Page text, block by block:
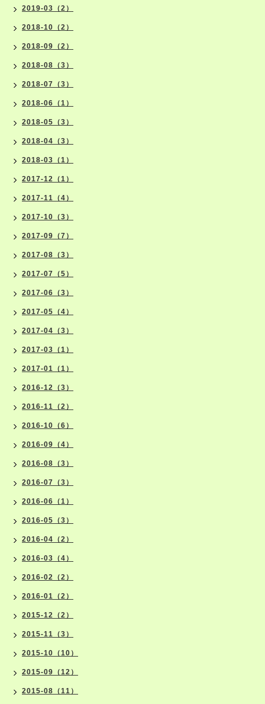
2019-03（2）
2018-10（2）
2018-09（2）
2018-08（3）
2018-07（3）
2018-06（1）
2018-05（3）
2018-04（3）
2018-03（1）
2017-12（1）
2017-11（4）
2017-10（3）
2017-09（7）
2017-08（3）
2017-07（5）
2017-06（3）
2017-05（4）
2017-04（3）
2017-03（1）
2017-01（1）
2016-12（3）
2016-11（2）
2016-10（6）
2016-09（4）
2016-08（3）
2016-07（3）
2016-06（1）
2016-05（3）
2016-04（2）
2016-03（4）
2016-02（2）
2016-01（2）
2015-12（2）
2015-11（3）
2015-10（10）
2015-09（12）
2015-08（11）